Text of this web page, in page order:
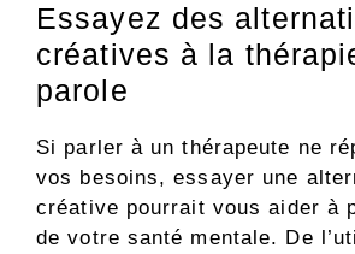
Essayez des
créatives à la
parole
Si parler à un thérapeute ne
vos besoins, essayer une
créative pourrait vous aider à
de votre santé mentale. De